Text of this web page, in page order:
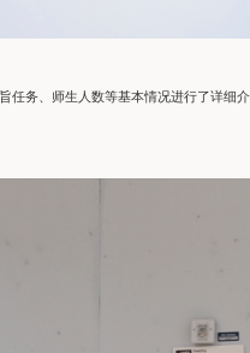
务、师生人数等基本情况进行了详细